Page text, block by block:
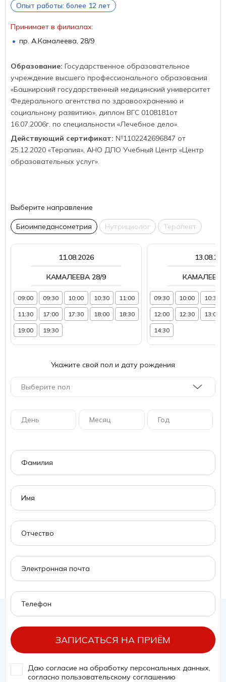
Опыт работы: более 12 лет
Принимает в филиалах:
пр. А.Камалеева, 28/9
Образование: Государственное образовательное
учреждение высшего профессионального образования
«Башкирский государственный медицинский университет
Федерального агентства по здравоохранению и
социальному развитию», диплом ВГС 0108181от
16.07.2006г. по специальности «Лечебное дело».
Действующий сертификат: №1102242696847 от
25.12.2020 «Терапия», АНО ДПО Учебный Центр «Центр
образовательных услуг».
Выберите направление
Биоимпедансометрия Нутрициолог Терапевт
11.08.2026
КАМАЛЕЕВА 28/9
09:00 09:30 10:00 10:30 11:00
11:30 17:00 17:30 18:00 18:30
19:00 19:30
КАМАЛЕЕВА
09:30 10:00 10:30
12:00 12:30 13:00
14:30
Укажите свой пол и дату рождения
Выберите пол
День Месяц Год
ЗАПИСАТЬСЯ НА ПРИЁМ
Даю согласие на обработку персональных данных,
согласно пользовательскому соглашению